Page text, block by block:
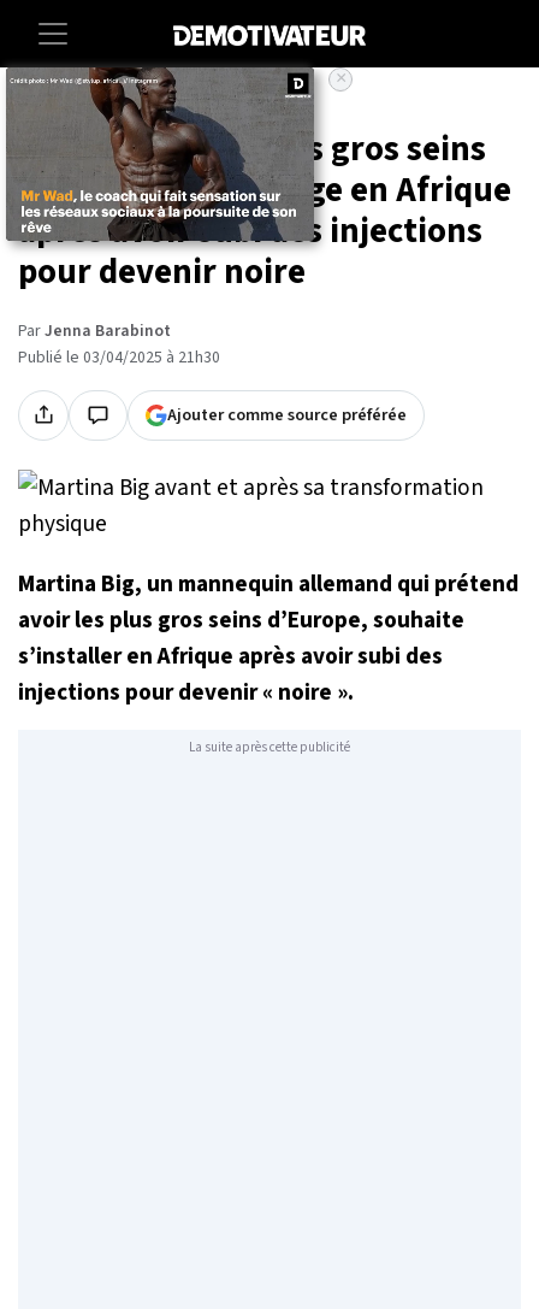
Lifestyle
La femme aux «plus gros seins
d'Europe» déménage en Afrique
après avoir subi des injections
pour devenir noire
ParJenna Barabinot
Publié le 03/04/2025 à 21h30
Ajouter comme source préférée
Martina Big, un mannequin allemand qui prétend
avoir les plus gros seins d’Europe, souhaite
s’installer en Afrique après avoir subi des
injections pour devenir « noire ».
La suite après cette publicité
×